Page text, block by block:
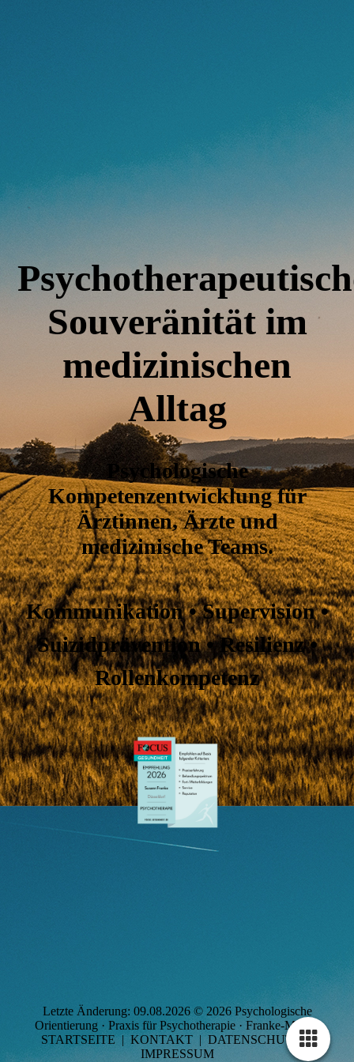
Souveränität im
medizinischen
Alltag
Psychologische
Kompetenzentwicklung für
Ärztinnen, Ärzte und
medizinische Teams.
Kommunikation • Supervision •
Suizidprävention • Resilienz •
Rollenkompetenz
Letzte Änderung: 09.08.2026 © 2026 Psychologische
Orientierung · Praxis für Psychotherapie · Franke-Modell
STARTSEITE | KONTAKT |DATEN­SCHUTZ|
IMPRESSUM